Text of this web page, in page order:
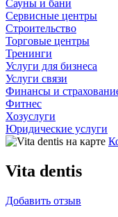
Сауны и бани
Сервисные центры
Строительство
Торговые центры
Тренинги
Услуги для бизнеса
Услуги связи
Финансы и
Фитнес
Хозуслуги
Юридические услуги
Vita dentis
Добавить отзыв